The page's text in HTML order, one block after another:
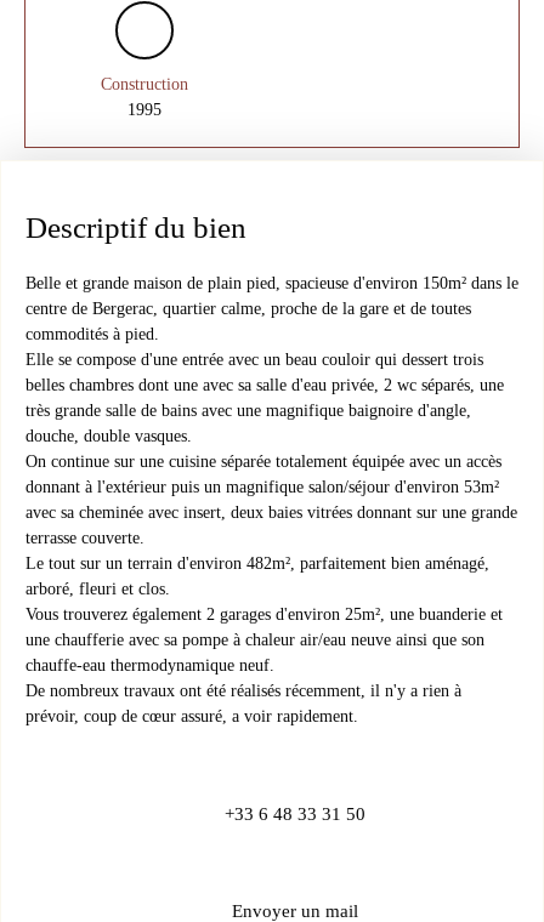
Construction
1995
Descriptif du bien
Belle et grande maison de plain pied, spacieuse d'environ 150m² dans le
centre de Bergerac, quartier calme, proche de la gare et de toutes
commodités à pied.
Elle se compose d'une entrée avec un beau couloir qui dessert trois
belles chambres dont une avec sa salle d'eau privée, 2 wc séparés, une
très grande salle de bains avec une magnifique baignoire d'angle,
douche, double vasques.
On continue sur une cuisine séparée totalement équipée avec un accès
donnant à l'extérieur puis un magnifique salon/séjour d'environ 53m²
avec sa cheminée avec insert, deux baies vitrées donnant sur une grande
terrasse couverte.
Le tout sur un terrain d'environ 482m², parfaitement bien aménagé,
arboré, fleuri et clos.
Vous trouverez également 2 garages d'environ 25m², une buanderie et
une chaufferie avec sa pompe à chaleur air/eau neuve ainsi que son
chauffe-eau thermodynamique neuf.
De nombreux travaux ont été réalisés récemment, il n'y a rien à
prévoir, coup de cœur assuré, a voir rapidement.
+33 6 48 33 31 50
Envoyer un mail